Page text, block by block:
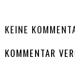
KEINE
KOMMENTAR